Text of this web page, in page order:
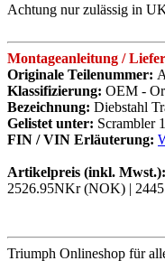
Achtung nur zulässig in
Montageanleitung /
Originale Teilenummer:
Klassifizierung: OEM -
Bezeichnung: Diebstahl
Gelistet unter: Scrambler
FIN / VIN Erläuterung:
Artikelpreis (inkl. Mwst.):
2526.95NKr (NOK) |
Triumph Onlineshop für